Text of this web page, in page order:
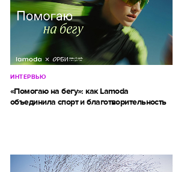
ИНТЕРВЬЮ
«Помогаю на бегу»: как Lamoda
объединила спорт и благотворительность